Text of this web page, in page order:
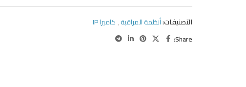
التصنيفات:أنظمة المراقبة, كاميرا IP
Share: